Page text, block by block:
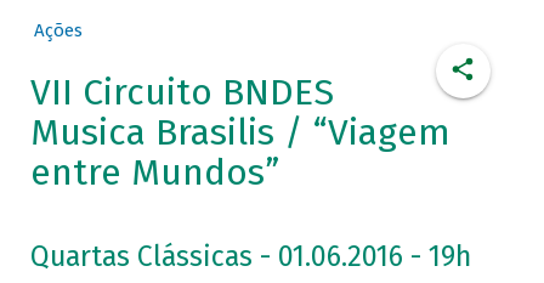
Ações
VII Circuito BNDES
Musica Brasilis / “Viagem
entre Mundos”
Quartas Clássicas - 01.06.2016 - 19h